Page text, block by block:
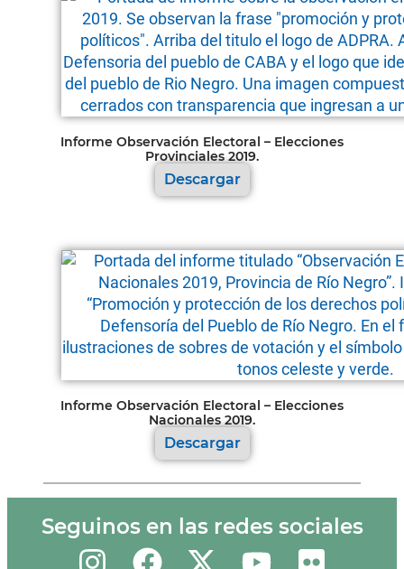
Informe Observación Electoral – Elecciones
Provinciales 2019.
Descargar
Informe Observación Electoral – Elecciones
Nacionales 2019.
Descargar
Seguinos en las redes sociales